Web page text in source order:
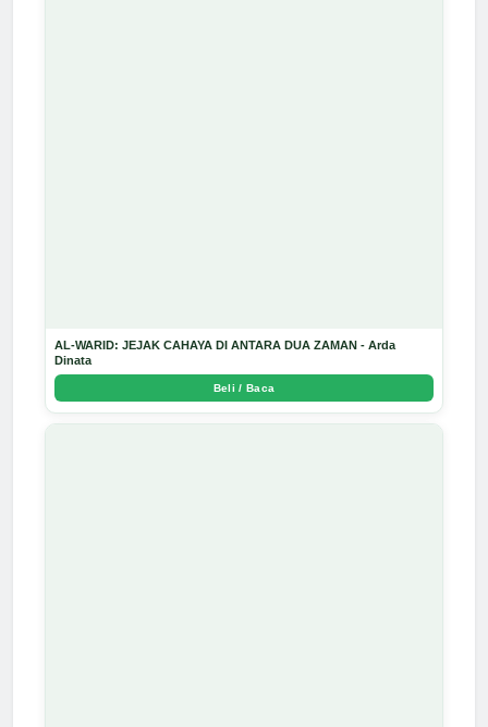
AL-WARID: JEJAK CAHAYA DI ANTARA DUA ZAMAN - Arda
Dinata
Beli / Baca